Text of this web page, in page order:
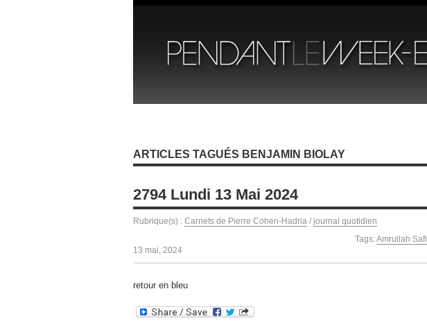
ARTICLES TAGUÉS BENJAMIN BIOLAY
2794 Lundi 13 Mai 2024
Rubrique(s) : Carnets de Pierre Cohen-Hadria / journal quotidien
Tags:Amrullah Safi
13 mai, 2024
retour en bleu